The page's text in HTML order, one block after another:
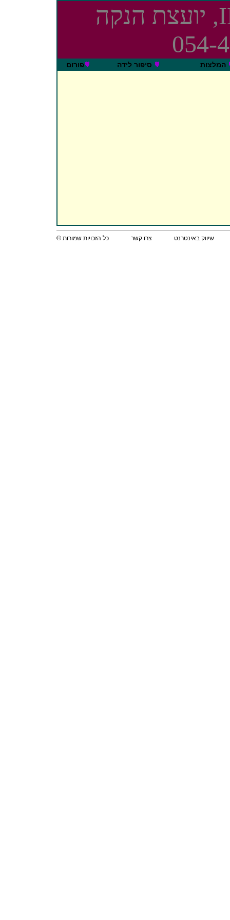
עדי יותם, IBCLC, יועצת הנקה
המלצות סיפור לידה פורום
כל הזכויות שמורות © צרו קשר שיווק באינטרנט